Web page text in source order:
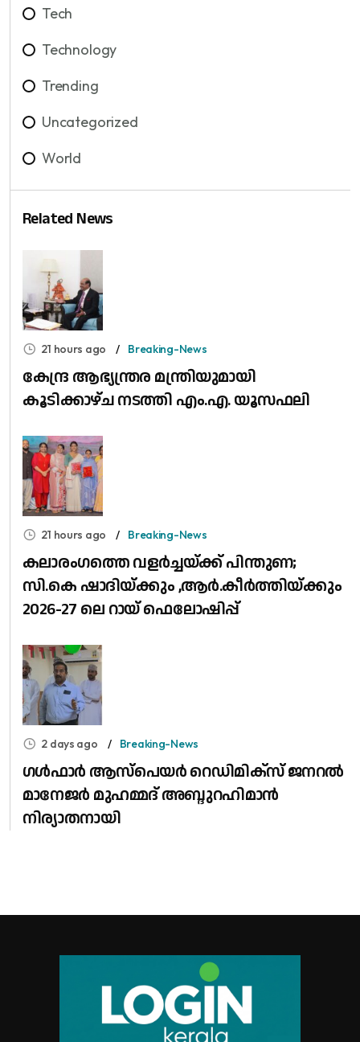
Tech
Technology
Trending
Uncategorized
World
Related News
21 hours ago Breaking-News
കേന്ദ്ര ആഭ്യന്ത്രര മന്ത്രിയുമായി
കൂടിക്കാഴ്ച നടത്തി എം.എ. യൂസഫലി
21 hours ago Breaking-News
കലാരംഗത്തെ വളർച്ചയ്ക്ക് പിന്തുണ;
സി.കെ ഷാദിയ്ക്കും ,ആർ.കീർത്തിയ്ക്കും
2026-27 ലെ റായ് ഫെലോഷിപ്പ്
2 days ago Breaking-News
​ഗൾഫാർ ആസ്പെയർ റെഡിമിക്സ് ജനറൽ
മാനേജർ മുഹമ്മദ് അബ്ദുറഹിമാൻ
നിര്യാതനായി